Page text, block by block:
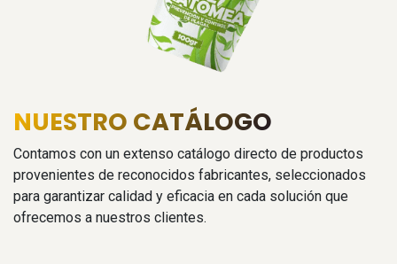
NUESTRO CATÁLOGO
Contamos con un extenso catálogo directo de productos
provenientes de reconocidos fabricantes, seleccionados
para garantizar calidad y eficacia en cada solución que
ofrecemos a nuestros clientes.